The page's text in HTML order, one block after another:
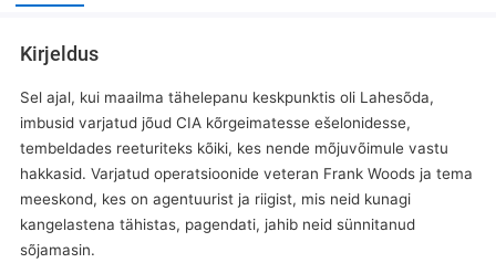
Kirjeldus
Sel ajal, kui maailma tähelepanu keskpunktis oli Lahesõda,
imbusid varjatud jõud CIA kõrgeimatesse ešelonidesse,
tembeldades reeturiteks kõiki, kes nende mõjuvõimule vastu
hakkasid. Varjatud operatsioonide veteran Frank Woods ja tema
meeskond, kes on agentuurist ja riigist, mis neid kunagi
kangelastena tähistas, pagendati, jahib neid sünnitanud
sõjamasin.